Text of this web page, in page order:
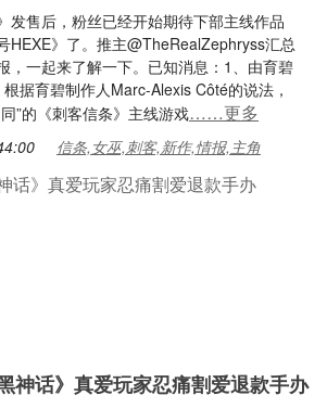
发售后，粉丝已经开始期待下部主线作品
HEXE》了。推主@TheRealZephryss汇总
，一起来了解一下。已知消息：1、由育碧
据育碧制作人Marc-Alexis Côté的说法，
”的《刺客信条》主线游戏……更多
信条,女巫,刺客,新作,情报,主角
神话》真爱玩家忍痛割爱退款手办